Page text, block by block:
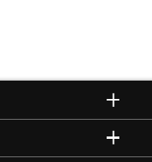
技法を採用すること
％以上の水の節約に配